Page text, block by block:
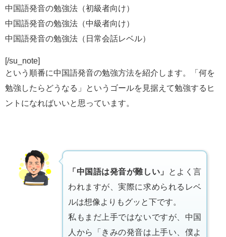
中国語発音の勉強法（初級者向け）
中国語発音の勉強法（中級者向け）
中国語発音の勉強法（日常会話レベル）
[/su_note]
という順番に中国語発音の勉強方法を紹介します。「何を
勉強したらどうなる」というゴールを見据えて勉強するヒ
ントになればいいと思っています。
「中国語は発音が難しい」
とよく言
われますが、実際に求められるレベ
ルは想像よりもグッと下です。
私もまだ上手ではないですが、 中国
人から「きみの発音は上手い、僕よ